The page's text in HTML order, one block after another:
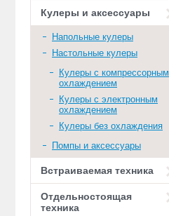
Кулеры и аксессуары
Напольные кулеры
Настольные кулеры
Кулеры с компрессорным
охлаждением
Кулеры с электронным
охлаждением
Кулеры без охлаждения
Помпы и аксессуары
Встраиваемая техника
Отдельностоящая
техника